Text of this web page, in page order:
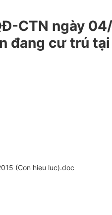
CTN ngày
đang cư trú
(Con hieu luc).doc